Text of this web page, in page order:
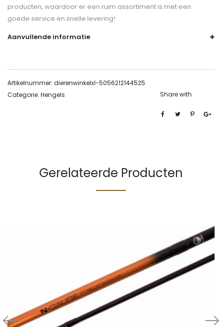
producten, waardoor er een ruim assortiment is met een
goede service en snelle levering!
Aanvullende informatie
Artikelnummer: dierenwinkelxl-5056212144525
Categorie: Hengels Share with
Gerelateerde Producten